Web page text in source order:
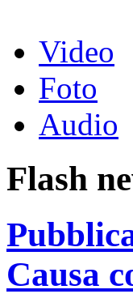
Video
Foto
Audio
Flash
Causa